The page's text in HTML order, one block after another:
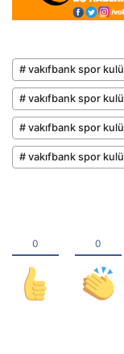
# vakıfbank spor
# vakıfbank spor
# vakıfbank spor
# vakıfbank spor